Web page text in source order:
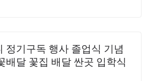
정기구독 행사 졸업식 기념
배달 꽃집 배달 싼곳 입학식